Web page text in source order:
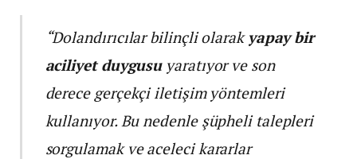
“Dolandırıcılar bilinçli olarak yapay bir
aciliyet duygusuyaratıyor ve son
derece gerçekçi iletişim yöntemleri
kullanıyor. Bu nedenle şüpheli talepleri
sorgulamak ve aceleci kararlar